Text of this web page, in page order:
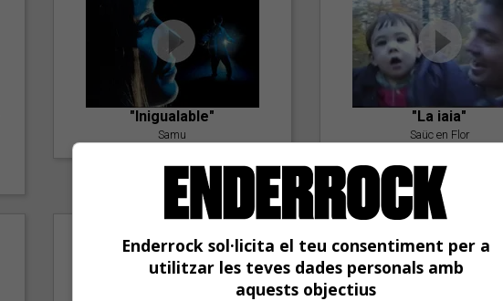
"Inigualable"
Samu
"La iaia"
Saüc en Flor
Enderrock sol·licita el teu consentiment per a
utilitzar les teves dades personals amb
aquests objectius